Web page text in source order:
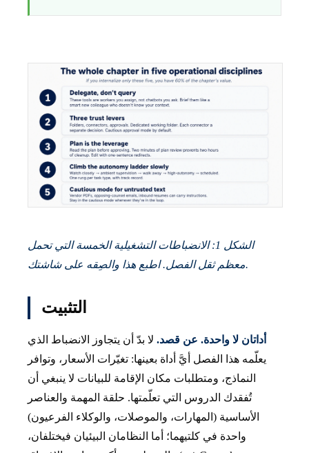
الشكل 1: الانضباطات التشغيلية الخمسة التي تحمل
معظم ثقل الفصل. اطبع هذا والصِقه على شاشتك.
التثبيت
أداتان لا واحدة. عن قصد. لا بدّ أن يتجاوز الانضباط الذي
يعلّمه هذا الفصل أيَّ أداة بعينها: تغيّرات الأسعار، وتوافر
النماذج، ومتطلبات مكان الإقامة للبيانات لا ينبغي أن
تُفقدك الدروس التي تعلّمتها. حلقة المهمة والعناصر
الأساسية (المهارات، والموصلات، والوكلاء الفرعيون)
واحدة في كلتيهما؛ أما النظامان البيئيان فيختلفان،